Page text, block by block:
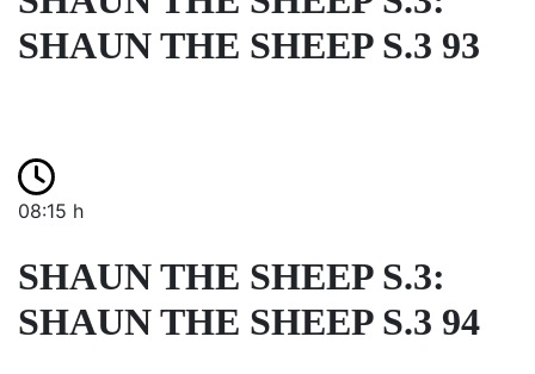
SHAUN THE SHEEP S.3 93
08:15 h
SHAUN THE SHEEP S.3:
SHAUN THE SHEEP S.3 94